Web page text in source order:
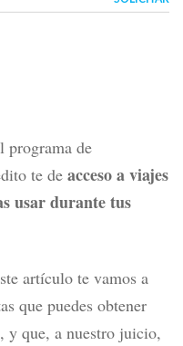
programa de
te de acceso a viajes
usar durante tus
artículo te vamos a
que puedes obtener
, y que, a nuestro juicio,